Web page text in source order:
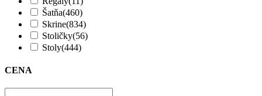
Šatňa(460)
Skrine(834)
Stoličky(56)
Stoly(444)
CENA